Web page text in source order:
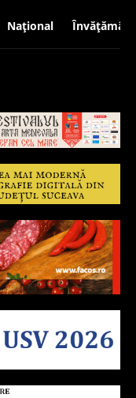
Național Învățământ